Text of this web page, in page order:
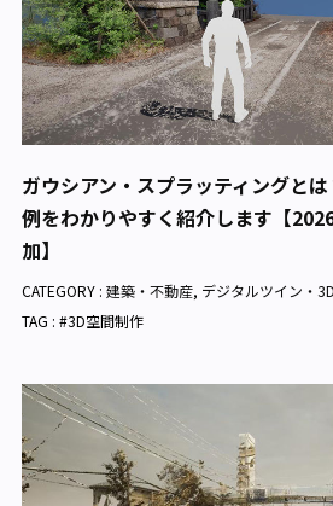
ガウシアン・スプラッティングと
例をわかりやすく紹介します【
加】
CATEGORY : 建築・不動産, デジタルツイン・
TAG : #3D空間制作